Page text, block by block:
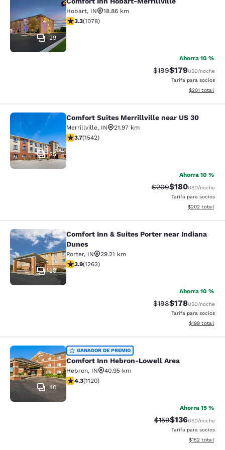
Comfort Inn Hobart-Merrillville
29
Hobart, IN
18.86 km
calificación de 3.28 estrellas. Bueno. 1078 reseñas
3.3(1078)
Ahorra 10 %
Precio tachado:
$199Precio con
$179USD/noche
Tarifa para socios
Ver detalles
$201 total
Comfort Suites Merrillville near US
35
Comfort Suites Merrillville near US 30
Merrillville, IN
21.97 km
calificación de 3.7 estrellas. Bueno. 1542 reseñas
3.7(1542)
Ahorra 10 %
Precio tachado:
$200Precio con
$180USD/noche
Tarifa para socios
Ver detalles
$202 total
Comfort Inn & Suites Porter near
28
Comfort Inn & Suites Porter near Indiana
Dunes
Porter, IN
29.21 km
calificación de 3.92 estrellas. Bueno. 1263 reseñas
3.9(1263)
Ahorra 10 %
Precio tachado:
$198Precio con
$178USD/noche
Tarifa para socios
Ver detalles
$199 total
Comfort Inn Hebron-Lowell Area
40
GANADOR DE PREMIO
Comfort Inn Hebron-Lowell Area
Hebron, IN
40.95 km
calificación de 4.3 estrellas. Excelente. 1120 reseñas
4.3(1120)
Ahorra 15 %
Precio tachado:
$159Precio con
$136USD/noche
Tarifa para socios
Ver detalles
$152 total